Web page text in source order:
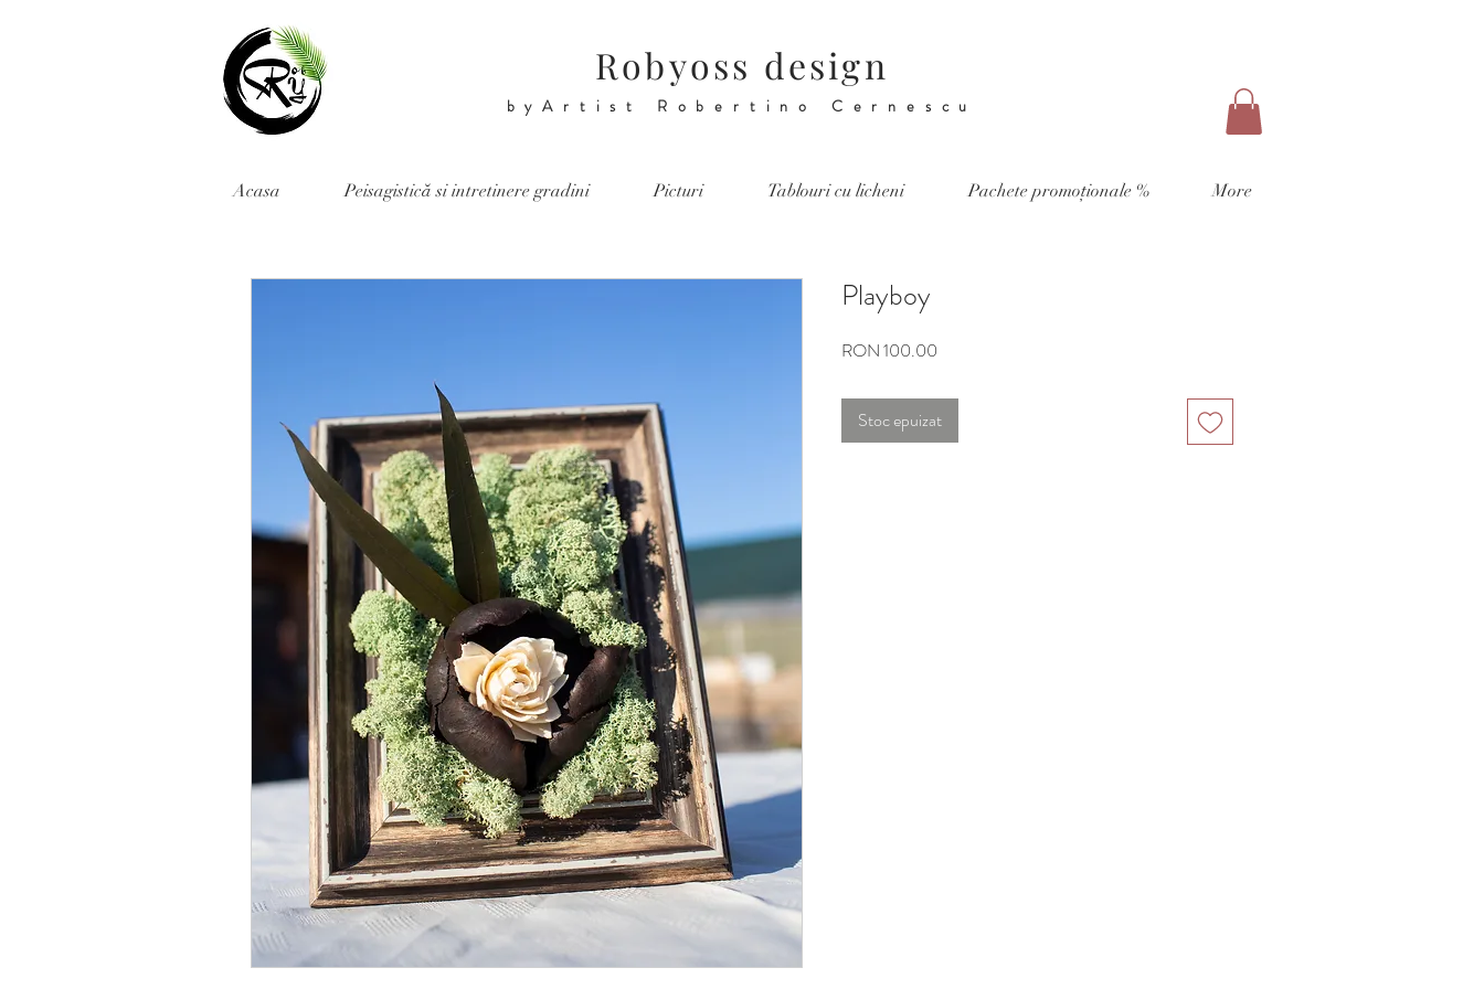
Robyoss design
byArtist Robertino Cernescu
Acasa Peisagistică si intretinere gradini Picturi Tablouri cu licheni Pachete promoționale % More
Playboy
RON 100.00
Stoc epuizat